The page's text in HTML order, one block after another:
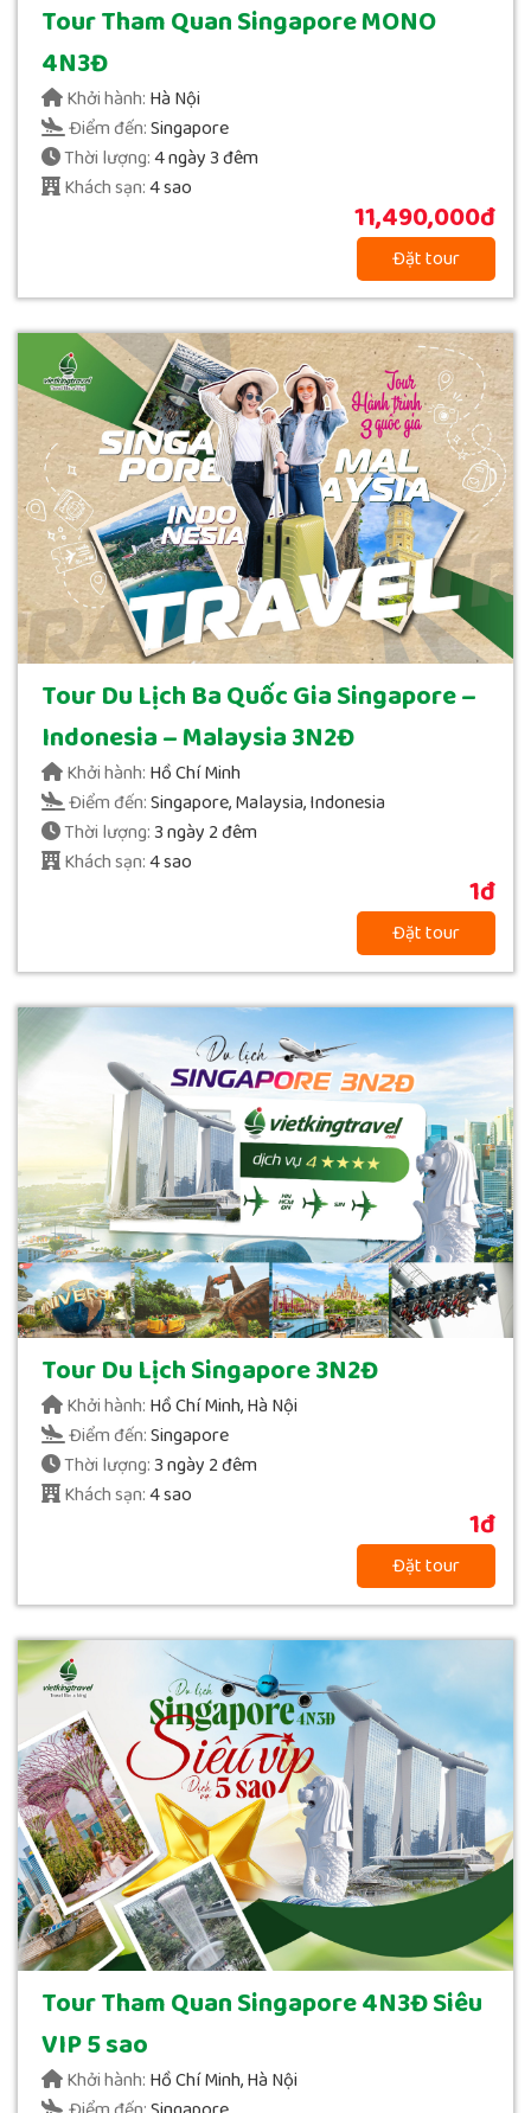
Tour Tham Quan Singapore MONO
4N3Đ
Khởi hành: Hà Nội
Điểm đến:Singapore
Thời lượng:4 ngày 3 đêm
Khách sạn:4 sao
11,490,000đ
Đặt tour
Tour Du Lịch Ba Quốc Gia Singapore –
Indonesia – Malaysia 3N2Đ
Khởi hành: Hồ Chí Minh
Điểm đến:Singapore, Malaysia, Indonesia
Thời lượng:3 ngày 2 đêm
Khách sạn:4 sao
1đ
Đặt tour
Tour Du Lịch Singapore 3N2Đ
Khởi hành: Hồ Chí Minh, Hà Nội
Điểm đến:Singapore
Thời lượng:3 ngày 2 đêm
Khách sạn:4 sao
1đ
Đặt tour
Tour Tham Quan Singapore 4N3Đ Siêu
VIP 5 sao
Khởi hành: Hồ Chí Minh, Hà Nội